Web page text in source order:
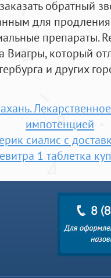
обратный
для
препараты.
Виагры, который
и других
импотенцией
сиалис с
1 таблетка